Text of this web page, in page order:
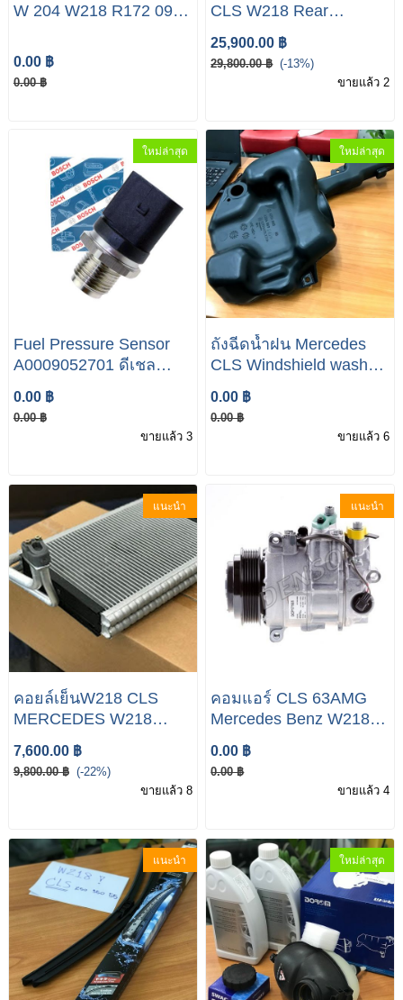
W 204 W218 R172 09-
A2045000200
0.00 ฿
0.00 ฿
CLS W218 Rear
A2189060158
25,900.00 ฿
29,800.00 ฿ (-13%)
ขายแล้ว 2
ใหม่ล่าสุด
Fuel Pressure Sensor
A0009052701 ดีเชล
OM651 Engine W212
W204 W207 W218
0.00 ฿
0.00 ฿
ขายแล้ว 3
ใหม่ล่าสุด
ถังฉีดน้ำฝน Mercedes
CLS Windshield washer
wiper Reservoir
container tank
0.00 ฿
0.00 ฿
ขายแล้ว 6
แนะนำ
คอยล์เย็นW218 CLS
MERCEDES W218
GENUINE AC A/C AIR
CLIMATE CONTROL
EVAPORATOR
7,600.00 ฿
9,800.00 ฿ (-22%)
ขายแล้ว 8
แนะนำ
คอมแอร์ CLS 63AMG
Mercedes Benz W218
AC Air Conditioning
Compressor
A0022309711
0.00 ฿
0.00 ฿
ขายแล้ว 4
แนะนำ ใหม่ล่าสุด